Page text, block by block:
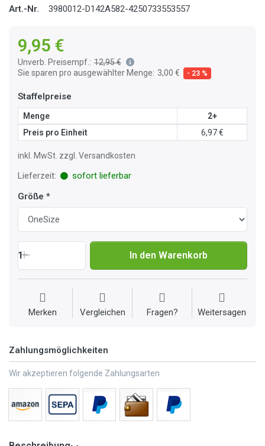
Art.-Nr. 3980012-D142A582-4250733553557
9,95 €
Unverb. Preisempf.: 12,95 €
Sie sparen pro ausgewählter Menge: 3,00 € - 23 %
Staffelpreise
Menge
2+
Preis pro Einheit
6,97 €
inkl. MwSt. zzgl. Versandkosten
Lieferzeit:
sofort lieferbar
Größe
1 In den Warenkorb
Merken Vergleichen Fragen? Weitersagen
Zahlungsmöglichkeiten
Wir akzeptieren folgende Zahlungsarten